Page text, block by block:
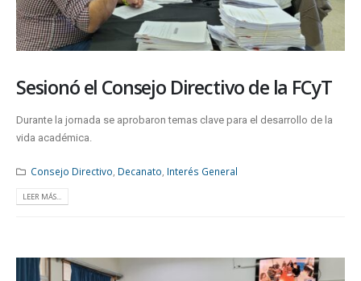
Sesionó el Consejo Directivo de la FCyT
Durante la jornada se aprobaron temas clave para el desarrollo de la
vida académica.
Consejo Directivo Decanato Interés General
LEER MÁS...